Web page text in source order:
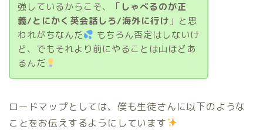
強しているからこそ、「 しゃべるのが正
義/とにかく英会話しろ/海外に行け 」と思
われがちなんだ
もちろん否定はしないけ
ど、でもそれより前にやることは山ほどあ
るんだ
ロードマップとしては、僕も生徒さんに以下のような
ことをお伝えするようにしています